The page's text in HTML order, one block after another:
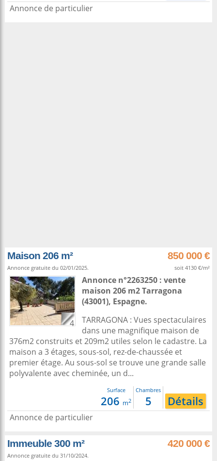
Annonce de particulier
Maison 206 m² 850 000 €
Annonce gratuite du 02/01/2025. soit 4130 €/m²
4
Annonce n°2263250 : vente
maison 206 m2Tarragona
(43001), Espagne.
TARRAGONA : Vues spectaculaires
dans une magnifique maison de
376m2 construits et 209m2 utiles selon le cadastre. La
maison a 3 étages, sous-sol, rez-de-chaussée et
premier étage. Au sous-sol se trouve une grande salle
polyvalente avec cheminée, un d...
Surface
206 m2
Chambres
5 Détails
Annonce de particulier
Immeuble 300 m² 420 000 €
Annonce gratuite du 31/10/2024.